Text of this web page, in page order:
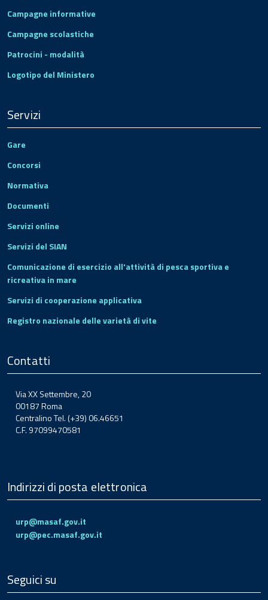
Campagne informative
Campagne scolastiche
Patrocini - modalità
Logotipo del Ministero
Servizi
Gare
Concorsi
Normativa
Documenti
Servizi online
Servizi del SIAN
Comunicazione di esercizio all'attività di pesca sportiva e
ricreativa in mare
Servizi di cooperazione applicativa
Registro nazionale delle varietà di vite
Contatti
Via XX Settembre, 20
00187 Roma
Centralino Tel. (+39) 06.46651
C.F. 97099470581
Indirizzi di posta elettronica
urp@masaf.gov.it
urp@pec.masaf.gov.it
Seguici su